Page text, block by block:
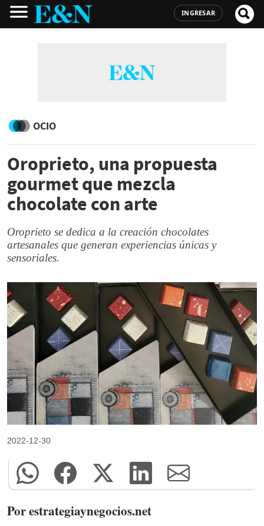
INGRESAR
OCIO
Oroprieto, una propuesta
gourmet que mezcla
chocolate con arte
Oroprieto se dedica a la creación chocolates
artesanales que generan experiencias únicas y
sensoriales.
2022-12-30
Por estrategiaynegocios.net